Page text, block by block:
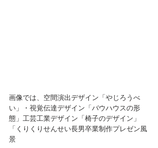
画像では、空間演出デザイン「やじろうべ
い」・視覚伝達デザイン「バウハウスの形
態」工芸工業デザイン「椅子のデザイン」
「くりくりせんせい長男卒業制作プレゼン風
景